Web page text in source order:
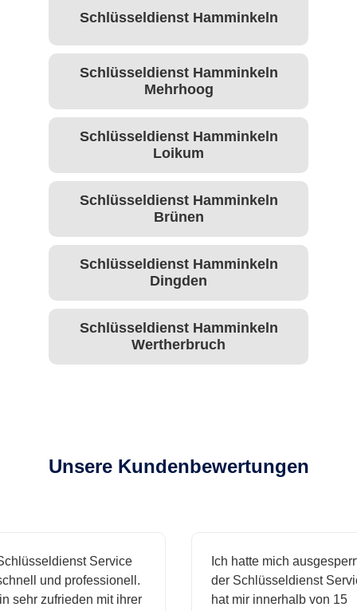
Schlüsseldienst Hamminkeln
Schlüsseldienst Hamminkeln
Mehrhoog
Schlüsseldienst Hamminkeln
Loikum
Schlüsseldienst Hamminkeln
Brünen
Schlüsseldienst Hamminkeln
Dingden
Schlüsseldienst Hamminkeln
Wertherbruch
Unsere Kundenbewertungen
Service
und professionell.
sehr zufrieden mit ihrer
Ich hatte mich ausgesperrt
der Schlüsseldienst
hat mir innerhalb von 15